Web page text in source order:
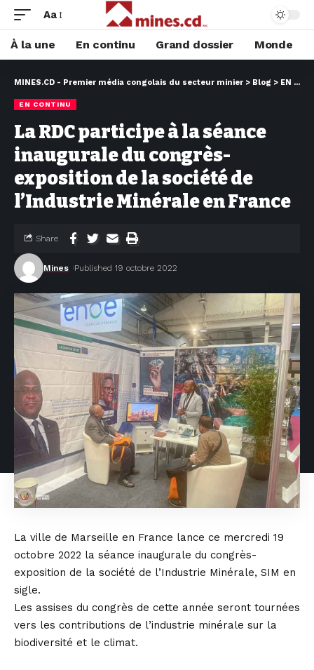
Aa
À la une En continu Grand dossier Monde
MINES.CD - Premier média congolais du secteur minier > Blog > EN CONTINU
EN CONTINU
La RDC participe à la séance
inaugurale du congrès-
exposition de la société de
l’Industrie Minérale en France
Mines Published 19 octobre 2022
Share
La ville de Marseille en France lance ce mercredi 19
octobre 2022 la séance inaugurale du congrès-
exposition de la société de l’Industrie Minérale, SIM en
sigle.
Les assises du congrès de cette année seront tournées
vers les contributions de l’industrie minérale sur la
biodiversité et le climat.